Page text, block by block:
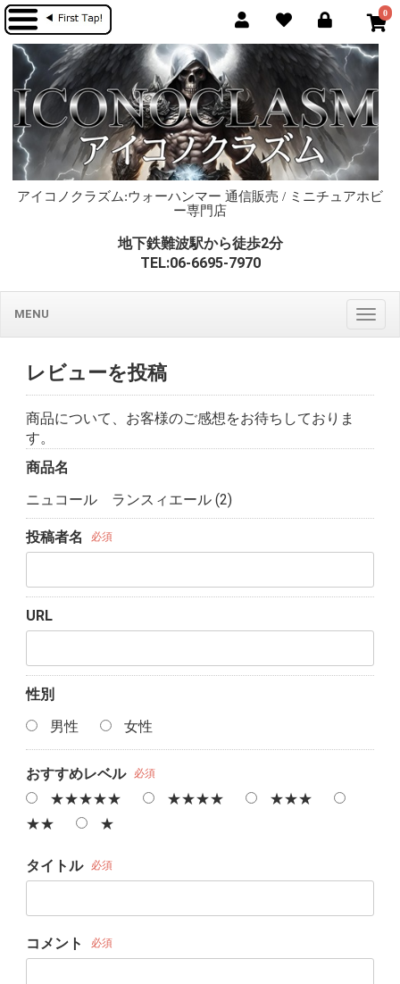
0
アイコノクラズム:ウォーハンマー 通信販売 / ミニチュアホビ
ー専門店
地下鉄難波駅から徒歩2分
TEL:06-6695-7970
MENU
レビューを投稿
商品について、お客様のご感想をお待ちしておりま
す。
商品名
ニュコール ランスィエール (2)
投稿者名 必須
URL
性別
男性
女性
おすすめレベル 必須
★★★★★ ★★★★
★★★
★★
★
タイトル 必須
コメント 必須